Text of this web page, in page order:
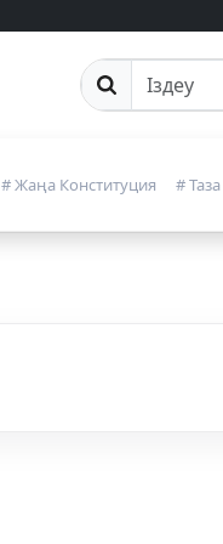
Сайттан іздеу
# Жаңа Конституция #